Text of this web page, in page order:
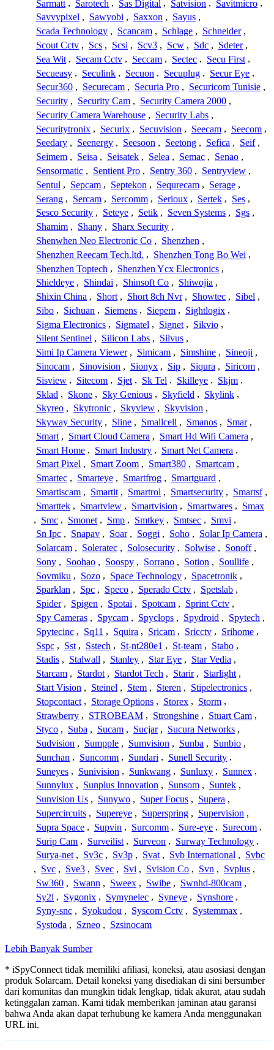
Sarmatt , Sarotech , Sas Digital , Satvision , Savitmicro ,
Savvypixel , Sawyobi , Saxxon , Sayus ,
Scada Technology , Scancam , Schlage , Schneider ,
Scout Cctv , Scs , Scsi , Scv3 , Scw , Sdc , Sdeter ,
Sea Wit , Secam Cctv , Seccam , Sectec , Secu First ,
Secueasy , Seculink , Secuon , Secuplug , Secur Eye ,
Secur360 , Securecam , Securia Pro , Securicom Tunisie ,
Security , Security Cam , Security Camera 2000 ,
Security Camera Warehouse , Security Labs ,
Securitytronix , Securix , Secuvision , Seecam , Seecom ,
Seedary , Seenergy , Seesoon , Seetong , Sefica , Seif ,
Seimem , Seisa , Seisatek , Selea , Semac , Senao ,
Sensormatic , Sentient Pro , Sentry 360 , Sentryview ,
Sentul , Sepcam , Septekon , Sequrecam , Serage ,
Serang , Sercam , Sercomm , Serioux , Sertek , Ses ,
Sesco Security , Seteye , Setik , Seven Systems , Sgs ,
Shamim , Shany , Sharx Security ,
Shenwhen Neo Electronic Co , Shenzhen ,
Shenzhen Reecam Tech.ltd. , Shenzhen Tong Bo Wei ,
Shenzhen Toptech , Shenzhen Ycx Electronics ,
Shieldeye , Shindai , Shinsoft Co , Shiwojia ,
Shixin China , Short , Short 8ch Nvr , Showtec , Sibel ,
Sibo , Sichuan , Siemens , Siepem , Sightlogix ,
Sigma Electronics , Sigmatel , Signet , Sikvio ,
Silent Sentinel , Silicon Labs , Silvus ,
Simi Ip Camera Viewer , Simicam , Simshine , Sineoji ,
Sinocam , Sinovision , Sionyx , Sip , Siqura , Siricom ,
Sisview , Sitecom , Sjet , Sk Tel , Skilleye , Skjm ,
Sklad , Skone , Sky Genious , Skyfield , Skylink ,
Skyreo , Skytronic , Skyview , Skyvision ,
Skyway Security , Sline , Smallcell , Smanos , Smar ,
Smart , Smart Cloud Camera , Smart Hd Wifi Camera ,
Smart Home , Smart Industry , Smart Net Camera ,
Smart Pixel , Smart Zoom , Smart380 , Smartcam ,
Smartec , Smarteye , Smartfrog , Smartguard ,
Smartiscam , Smartit , Smartrol , Smartsecurity , Smartsf ,
Smarttek , Smartview , Smartvision , Smartwares , Smax
, Smc , Smonet , Smp , Smtkey , Smtsec , Smvi ,
Sn Ipc , Snapav , Soar , Soggi , Soho , Solar Ip Camera ,
Solarcam , Soleratec , Solosecurity , Solwise , Sonoff ,
Sony , Soohao , Soospy , Sorrano , Sotion , Soullife ,
Sovmiku , Sozo , Space Technology , Spacetronik ,
Sparklan , Spc , Speco , Sperado Cctv , Spetslab ,
Spider , Spigen , Spotai , Spotcam , Sprint Cctv ,
Spy Cameras , Spycam , Spyclops , Spydroid , Spytech ,
Spytecinc , Sq11 , Squira , Sricam , Sricctv , Srihome ,
Sspc , Sst , Sstech , St-nt280e1 , St-team , Stabo ,
Stadis , Stalwall , Stanley , Star Eye , Star Vedia ,
Starcam , Stardot , Stardot Tech , Starir , Starlight ,
Start Vision , Steinel , Stem , Steren , Stipelectronics ,
Stopcontact , Storage Options , Storex , Storm ,
Strawberry , STROBEAM , Strongshine , Stuart Cam ,
Styco , Suba , Sucam , Sucjar , Sucura Networks ,
Sudvision , Sumpple , Sumvision , Sunba , Sunbio ,
Sunchan , Suncomm , Sundari , Sunell Security ,
Suneyes , Sunivision , Sunkwang , Sunluxy , Sunnex ,
Sunnylux , Sunplus Innovation , Sunsom , Suntek ,
Sunvision Us , Sunywo , Super Focus , Supera ,
Supercircuits , Supereye , Superspring , Supervision ,
Supra Space , Supvin , Surcomm , Sure-eye , Surecom ,
Surip Cam , Surveilist , Surveon , Surway Technology ,
Surya-net , Sv3c , Sv3p , Svat , Svb International , Svbc
, Svc , Sve3 , Svec , Svi , Svision Co , Svn , Svplus ,
Sw360 , Swann , Sweex , Swibe , Swnhd-800cam ,
Sy2l , Sygonix , Symynelec , Syneye , Synshore ,
Syny-snc , Syokudou , Syscom Cctv , Systemmax ,
Systoda , Szneo , Szsinocam
Lebih Banyak Sumber
* iSpyConnect tidak memiliki afiliasi, koneksi, atau asosiasi dengan
produk Solarcam. Detail koneksi yang disediakan di sini bersumber
dari komunitas dan mungkin tidak lengkap, tidak akurat, atau sudah
ketinggalan zaman. Kami tidak memberikan jaminan atau garansi
bahwa Anda akan dapat terhubung ke kamera Anda menggunakan
URL ini.